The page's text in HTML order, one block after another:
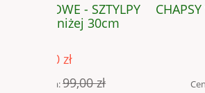
CHAPSY WELUROWE -
Cena regularna: 99,00